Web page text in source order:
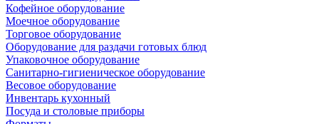
Кофейное оборудование
Моечное оборудование
Торговое оборудование
Оборудование для раздачи готовых блюд
Упаковочное оборудование
Санитарно-гигиеническое оборудование
Весовое оборудование
Инвентарь кухонный
Посуда и столовые приборы